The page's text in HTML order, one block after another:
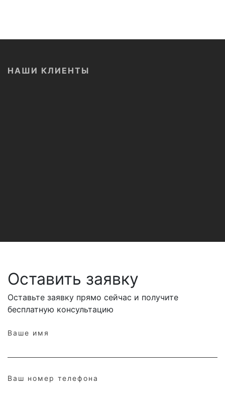
НАШИ КЛИЕНТЫ
Оставить заявку
Оставьте заявку прямо сейчас и получите
бесплатную консультацию
Ваше имя
Ваш номер телефона